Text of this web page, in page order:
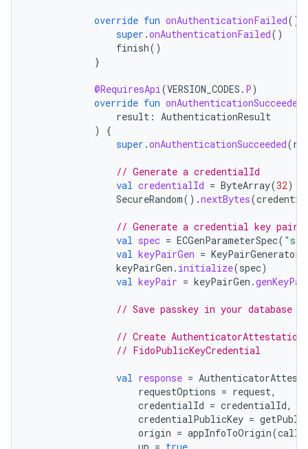
override fun onAuthenticationFailed()
super .onAuthenticationFailed()
finish()
}
@RequiresApi(VERSION_CODES . P)
override fun onAuthenticationSucceeded
result : AuthenticationResult
)
{
super .onAuthenticationSucceeded(
// Generate a credentialId
val credentialId = ByteArray(32)
SecureRandom().nextBytes(
// Generate a credential key pair
val spec = ECGenParameterSpec(
val keyPairGen = KeyPairGenerator
keyPairGen . initialize(spec)
val keyPair = keyPairGen .
// Save passkey in your database
// Create
// FidoPublicKeyCredential
val response =
requestOptions = request,
credentialId = credentialId,
credentialPublicKey =
origin = appInfoToOrigin(